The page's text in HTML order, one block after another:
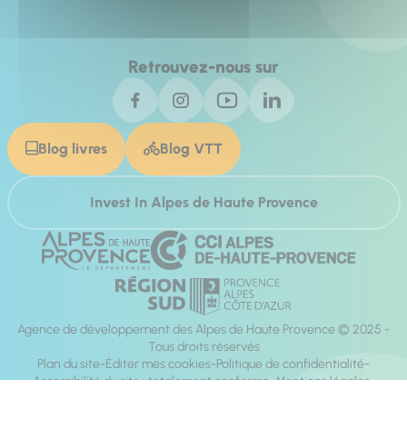
Retrouvez-nous sur
Blog livres Blog VTT
Invest In Alpes de Haute Provence
Agence de développement des Alpes de Haute Provence © 2025 -
Tous droits réservés
Plan du site Éditer mes cookies Politique de confidentialité
Accessibilité du site : totalement conforme Mentions légales